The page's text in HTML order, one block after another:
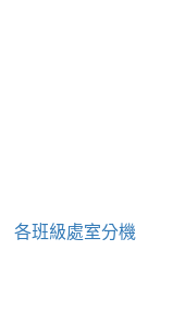
各班級處室分機